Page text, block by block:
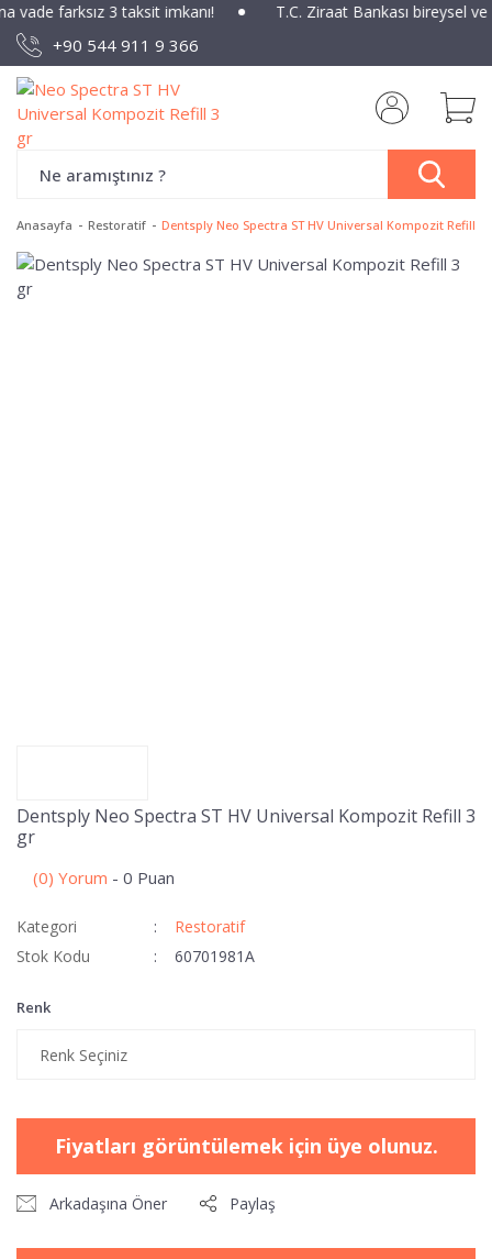
vade farksız 3 taksit imkanı! T.C. Ziraat Bankası bireysel
+90 544 911 9 366
Anasayfa Restoratif Dentsply Neo Spectra ST HV Universal Kompozit Refill 3
Dentsply Neo Spectra ST HV Universal Kompozit Refill 3
gr
(0) Yorum - 0 Puan
Kategori
Restoratif
Stok Kodu
60701981A
Renk
Fiyatları görüntülemek için üye olunuz.
Arkadaşına Öner Paylaş